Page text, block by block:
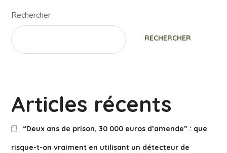
Rechercher
RECHERCHER
Articles récents
“Deux ans de prison, 30 000 euros d’amende” : que
risque-t-on vraiment en utilisant un détecteur de